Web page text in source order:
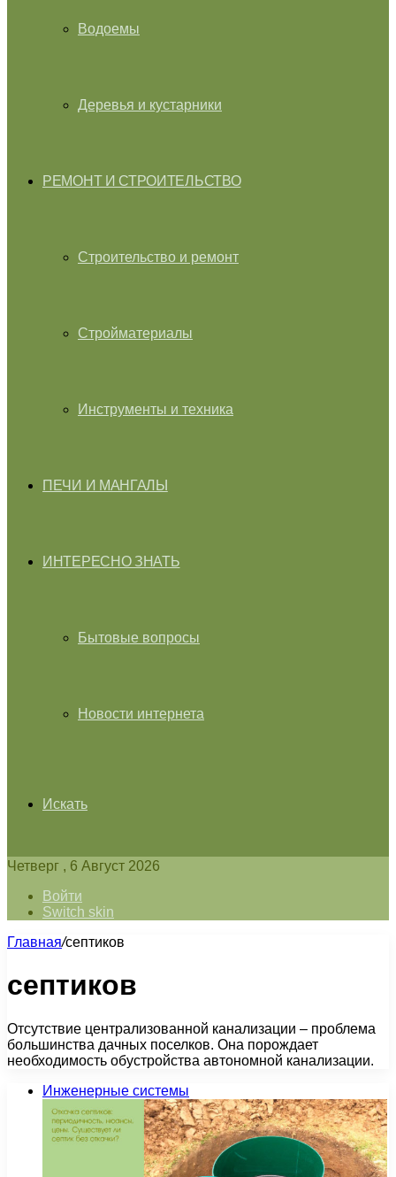
Водоемы
Деревья и кустарники
РЕМОНТ И СТРОИТЕЛЬСТВО
Строительство и ремонт
Стройматериалы
Инструменты и техника
ПЕЧИ И МАНГАЛЫ
ИНТЕРЕСНО ЗНАТЬ
Бытовые вопросы
Новости интернета
Искать
Четверг , 6 Август 2026
Войти
Switch skin
Главная/септиков
септиков
Отсутствие централизованной канализации – проблема
большинства дачных поселков. Она порождает
необходимость обустройства автономной канализации.
Инженерные системы